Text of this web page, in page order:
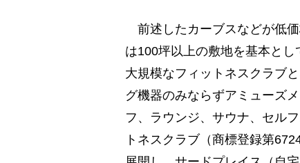
前述したカーブスなどが低
は100坪以上の敷地を基本と
大規模なフィットネスクラブ
グ機器のみならずアミューズ
フ、ラウンジ、サウナ、セル
トネスクラブ（商標登録第